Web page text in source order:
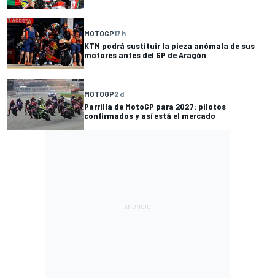
MOTOGP17 h
KTM podrá sustituir la pieza anómala de sus
motores antes del GP de Aragón
MOTOGP2 d
Parrilla de MotoGP para 2027: pilotos
confirmados y así está el mercado